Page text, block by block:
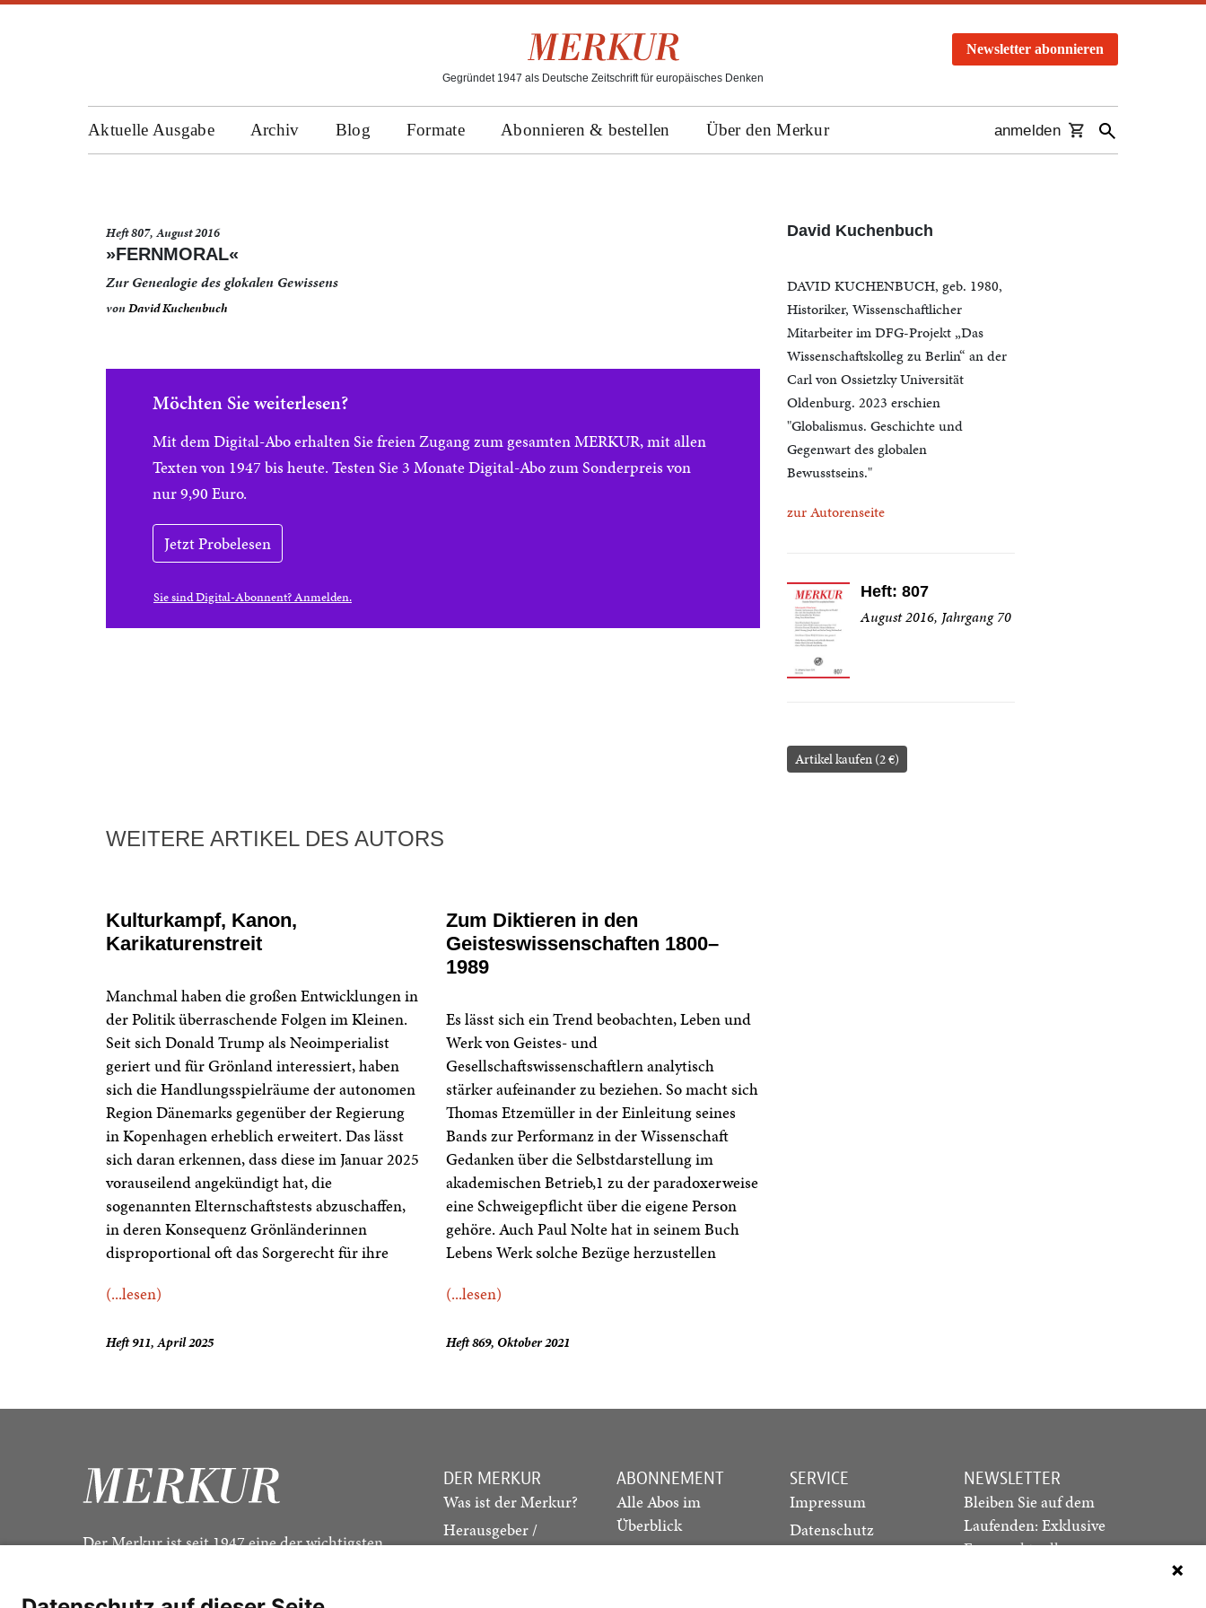
Gegründet 1947 als Deutsche Zeitschrift für europäisches Denken
Newsletter abonnieren
Aktuelle Ausgabe Archiv Blog Formate Abonnieren & bestellen Über den Merkur anmelden
Heft 807, August 2016
»FERNMORAL«
Zur Genealogie des glokalen Gewissens
vonDavid Kuchenbuch
Möchten Sie weiterlesen?
Mit dem Digital-Abo erhalten Sie freien Zugang zum gesamten MERKUR, mit allen
Texten von 1947 bis heute. Testen Sie 3 Monate Digital-Abo zum Sonderpreis von
nur 9,90 Euro.
Jetzt Probelesen
Sie sind Digital-Abonnent? Anmelden.
David Kuchenbuch
DAVID KUCHENBUCH, geb. 1980,
Historiker, Wissenschaftlicher
Mitarbeiter im DFG-Projekt „Das
Wissenschaftskolleg zu Berlin“ an der
Carl von Ossietzky Universität
Oldenburg. 2023 erschien
"Globalismus. Geschichte und
Gegenwart des globalen
Bewusstseins."
zur Autorenseite
Heft: 807
August 2016, Jahrgang 70
Artikel kaufen (2 €)
WEITERE ARTIKEL DES AUTORS
Kulturkampf, Kanon,
Karikaturenstreit
Manchmal haben die großen Entwicklungen in
der Politik überraschende Folgen im Kleinen.
Seit sich Donald Trump als Neoimperialist
geriert und für Grönland interessiert, haben
sich die Handlungsspielräume der autonomen
Region Dänemarks gegenüber der Regierung
in Kopenhagen erheblich erweitert. Das lässt
sich daran erkennen, dass diese im Januar 2025
vorauseilend angekündigt hat, die
sogenannten Elternschaftstests abzuschaffen,
in deren Konsequenz Grönländerinnen
disproportional oft das Sorgerecht für ihre
(...lesen)
Heft 911, April 2025
Zum Diktieren in den
Geisteswissenschaften 1800–
1989
Es lässt sich ein Trend beobachten, Leben und
Werk von Geistes- und
Gesellschaftswissenschaftlern analytisch
stärker aufeinander zu beziehen. So macht sich
Thomas Etzemüller in der Einleitung seines
Bands zur Performanz in der Wissenschaft
Gedanken über die Selbstdarstellung im
akademischen Betrieb,1 zu der paradoxerweise
eine Schweigepflicht über die eigene Person
gehöre. Auch Paul Nolte hat in seinem Buch
Lebens Werk solche Bezüge herzustellen
(...lesen)
Heft 869, Oktober 2021
Der Merkur ist seit 1947 eine der wichtigsten
DER MERKUR
Was ist der Merkur?
Herausgeber /
ABONNEMENT
Alle Abos im
Überblick
SERVICE
Impressum
Datenschutz
NEWSLETTER
Bleiben Sie auf dem
Laufenden: Exklusive
Essays, aktuelle